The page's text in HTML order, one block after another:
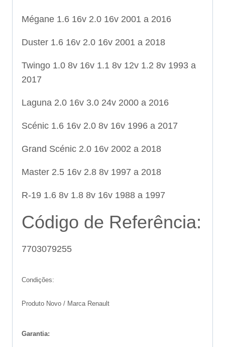
Mégane 1.6 16v 2.0 16v 2001 a 2016
Duster 1.6 16v 2.0 16v 2001 a 2018
Twingo 1.0 8v 16v 1.1 8v 12v 1.2 8v 1993 a
2017
Laguna 2.0 16v 3.0 24v 2000 a 2016
Scénic 1.6 16v 2.0 8v 16v 1996 a 2017
Grand Scénic 2.0 16v 2002 a 2018
Master 2.5 16v 2.8 8v 1997 a 2018
R-19 1.6 8v 1.8 8v 16v 1988 a 1997
Código de Referência:
7703079255
Condições:
Produto Novo / Marca Renault
Garantia: